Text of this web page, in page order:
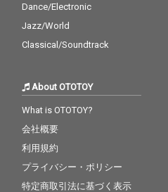
Dance/Electronic
Jazz/World
Classical/Soundtrack
About OTOTOY
What is OTOTOY?
会社概要
利用規約
プライバシー・ポリシー
特定商取引法に基づく表示